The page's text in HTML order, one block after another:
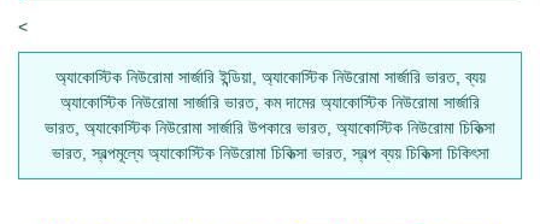
<
অ্যাকোস্টিক নিউরোমা সার্জারি ইন্ডিয়া, অ্যাকোস্টিক নিউরোমা সার্জারি ভারত, ব্যয়
অ্যাকোস্টিক নিউরোমা সার্জারি ভারত, কম দামের অ্যাকোস্টিক নিউরোমা সার্জারি
ভারত, অ্যাকোস্টিক নিউরোমা সার্জারি উপকারে ভারত, অ্যাকোস্টিক নিউরোমা চিকিত্সা
ভারত, স্বল্পমূল্যে অ্যাকোস্টিক নিউরোমা চিকিত্সা ভারত, স্বল্প ব্যয় চিকিত্সা চিকিৎসা